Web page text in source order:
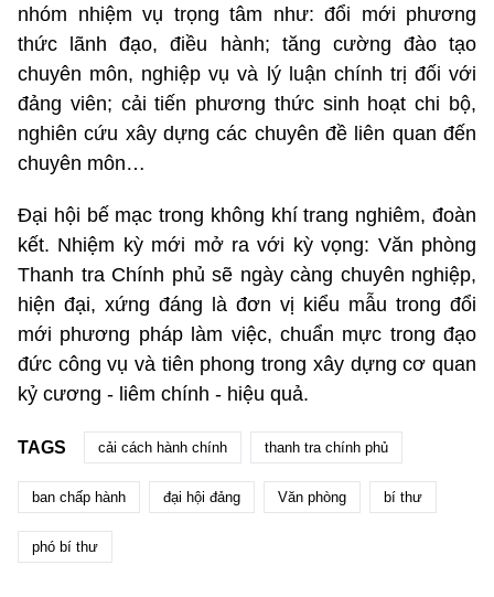
nhóm nhiệm vụ trọng tâm như: đổi mới phương
thức lãnh đạo, điều hành; tăng cường đào tạo
chuyên môn, nghiệp vụ và lý luận chính trị đối với
đảng viên; cải tiến phương thức sinh hoạt chi bộ,
nghiên cứu xây dựng các chuyên đề liên quan đến
chuyên môn…
Đại hội bế mạc trong không khí trang nghiêm, đoàn
kết. Nhiệm kỳ mới mở ra với kỳ vọng: Văn phòng
Thanh tra Chính phủ sẽ ngày càng chuyên nghiệp,
hiện đại, xứng đáng là đơn vị kiểu mẫu trong đổi
mới phương pháp làm việc, chuẩn mực trong đạo
đức công vụ và tiên phong trong xây dựng cơ quan
kỷ cương - liêm chính - hiệu quả.
TAGS cải cách hành chính thanh tra chính phủ
ban chấp hành đại hội đảng Văn phòng bí thư
phó bí thư